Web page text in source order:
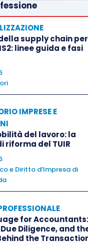
supply chain
linee guida e fasi
IMPRESE E
del lavoro: la
riforma del TUIR
e Diritto d’Impresa di
for Accountants:
Diligence, and
the